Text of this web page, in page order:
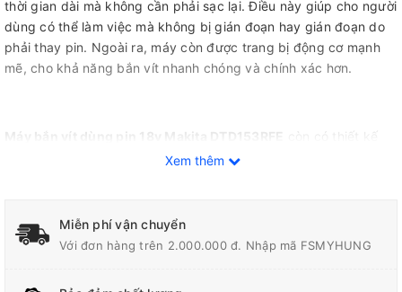
thời gian dài mà không cần phải sạc lại. Điều này giúp cho người
dùng có thể làm việc mà không bị gián đoạn hay gián đoạn do
phải thay pin. Ngoài ra, máy còn được trang bị động cơ mạnh
mẽ, cho khả năng bắn vít nhanh chóng và chính xác hơn.
Máy bắn vít dùng pin 18v Makita DTD153RFE
nhỏ gọn và tiện lợi, giúp cho người dùng có thể sử dụng một
hẹp hay khó tiếp cận. Ngoài ra, máy còn được trang bị đèn LED
chiếu sáng, giúp cho người dùng có thể làm việc trong điều kiện
Xem thêm
Miễn phí vận chuyển
Với đơn hàng trên 2.000.000 đ. Nhập mã FSMYHUNG